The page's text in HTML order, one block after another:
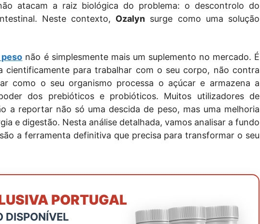
atacam a raiz biológica do problema: o descontrolo do
Neste contexto, Ozalyn surge como uma solução
peso não é simplesmente mais um suplemento no mercado. É
cientificamente para trabalhar com o seu corpo, não contra
como o seu organismo processa o açúcar e armazena a
dos prebióticos e probióticos. Muitos utilizadores de
a reportar não só uma descida de peso, mas uma melhoria
e digestão. Nesta análise detalhada, vamos analisar a fundo
a ferramenta definitiva que precisa para transformar o seu
PORTUGAL
DISPONÍVEL